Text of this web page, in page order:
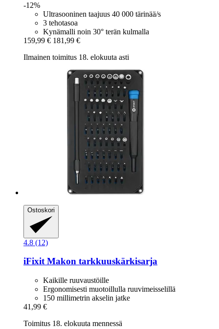
-12%
Ultrasooninen taajuus 40 000 tärinää/s
3 tehotasoa
Kynämalli noin 30° terän kulmalla
159,99 € 181,99 €
Ilmainen toimitus 18. elokuuta asti
Ostoskori
4.8 (12)
iFixitMakon tarkkuuskärkisarja
Kaikille ruuvaustöille
Ergonomisesti muotoillulla ruuvimeisselillä
150 millimetrin akselin jatke
41,99 €
Toimitus 18. elokuuta mennessä